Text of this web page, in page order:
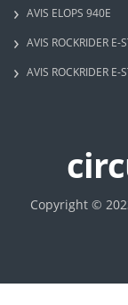
AVIS ELOPS 940E
AVIS ROCKRIDER E-
AVIS ROCKRIDER E-
Copyright ©